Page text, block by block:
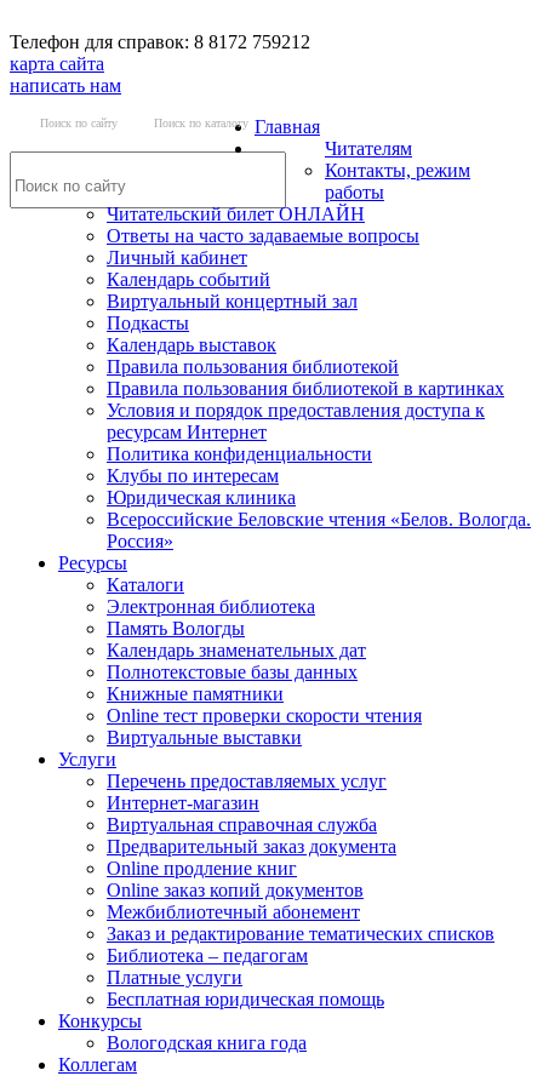
Телефон для справок: 8 8172 759212
карта сайта
написать нам
Поиск по сайту Поиск по каталогу Главная
Читателям
Контакты, режим
работы
Читательский билет ОНЛАЙН
Ответы на часто задаваемые вопросы
Личный кабинет
Календарь событий
Виртуальный концертный зал
Подкасты
Календарь выставок
Правила пользования библиотекой
Правила пользования библиотекой в картинках
Условия и порядок предоставления доступа к
ресурсам Интернет
Политика конфиденциальности
Клубы по интересам
Юридическая клиника
Всероссийские Беловские чтения «Белов. Вологда.
Россия»
Ресурсы
Каталоги
Электронная библиотека
Память Вологды
Календарь знаменательных дат
Полнотекстовые базы данных
Книжные памятники
Online тест проверки скорости чтения
Виртуальные выставки
Услуги
Перечень предоставляемых услуг
Интернет-магазин
Виртуальная справочная служба
Предварительный заказ документа
Online продление книг
Online заказ копий документов
Межбиблиотечный абонемент
Заказ и редактирование тематических списков
Библиотека – педагогам
Платные услуги
Бесплатная юридическая помощь
Конкурсы
Вологодская книга года
Коллегам